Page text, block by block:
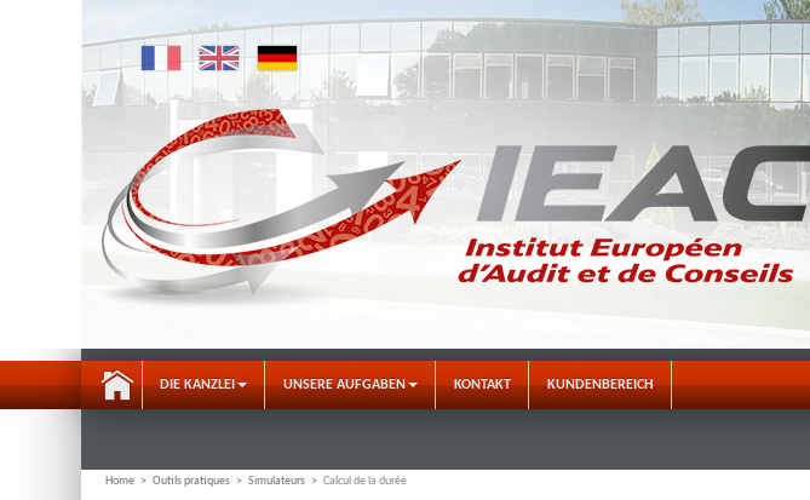
DIE KANZLEI UNSERE AUFGABEN KONTAKT KUNDENBEREICH
Home > Outils pratiques > Simulateurs > Calcul de la durée